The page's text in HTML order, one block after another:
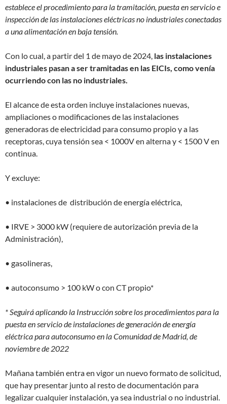
establece el procedimiento para la tramitación, puesta en servicio e
inspección de las instalaciones eléctricas no industriales conectadas
a una alimentación en baja tensión.
Con lo cual, a partir del 1 de mayo de 2024, las instalaciones
industriales pasan a ser tramitadas en las EICIs, como venía
ocurriendo con las no industriales.
El alcance de esta orden incluye instalaciones nuevas,
ampliaciones o modificaciones de las instalaciones
generadoras de electricidad para consumo propio y a las
receptoras, cuya tensión sea < 1000V en alterna y < 1500 V en
continua.
Y excluye:
• instalaciones de distribución de energía eléctrica,
• IRVE > 3000 kW (requiere de autorización previa de la
Administración),
• gasolineras,
• autoconsumo > 100 kW o con CT propio*
* Seguirá aplicando la Instrucción sobre los procedimientos para la
puesta en servicio de instalaciones de generación de energía
eléctrica para autoconsumo en la Comunidad de Madrid, de
noviembre de 2022
Mañana también entra en vigor un nuevo formato de solicitud,
que hay presentar junto al resto de documentación para
legalizar cualquier instalación, ya sea industrial o no industrial.